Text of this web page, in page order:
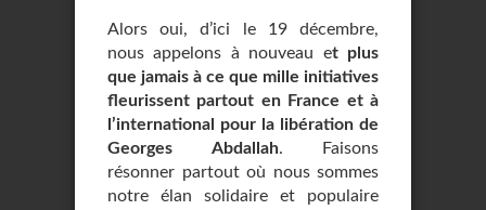
Alors oui, d’ici le 19 décembre,
nous appelons à nouveau et plus
que jamais à ce que mille initiatives
fleurissent partout en France et à
l’international pour la libération de
Georges Abdallah. Faisons
résonner partout où nous sommes
notre élan solidaire et populaire